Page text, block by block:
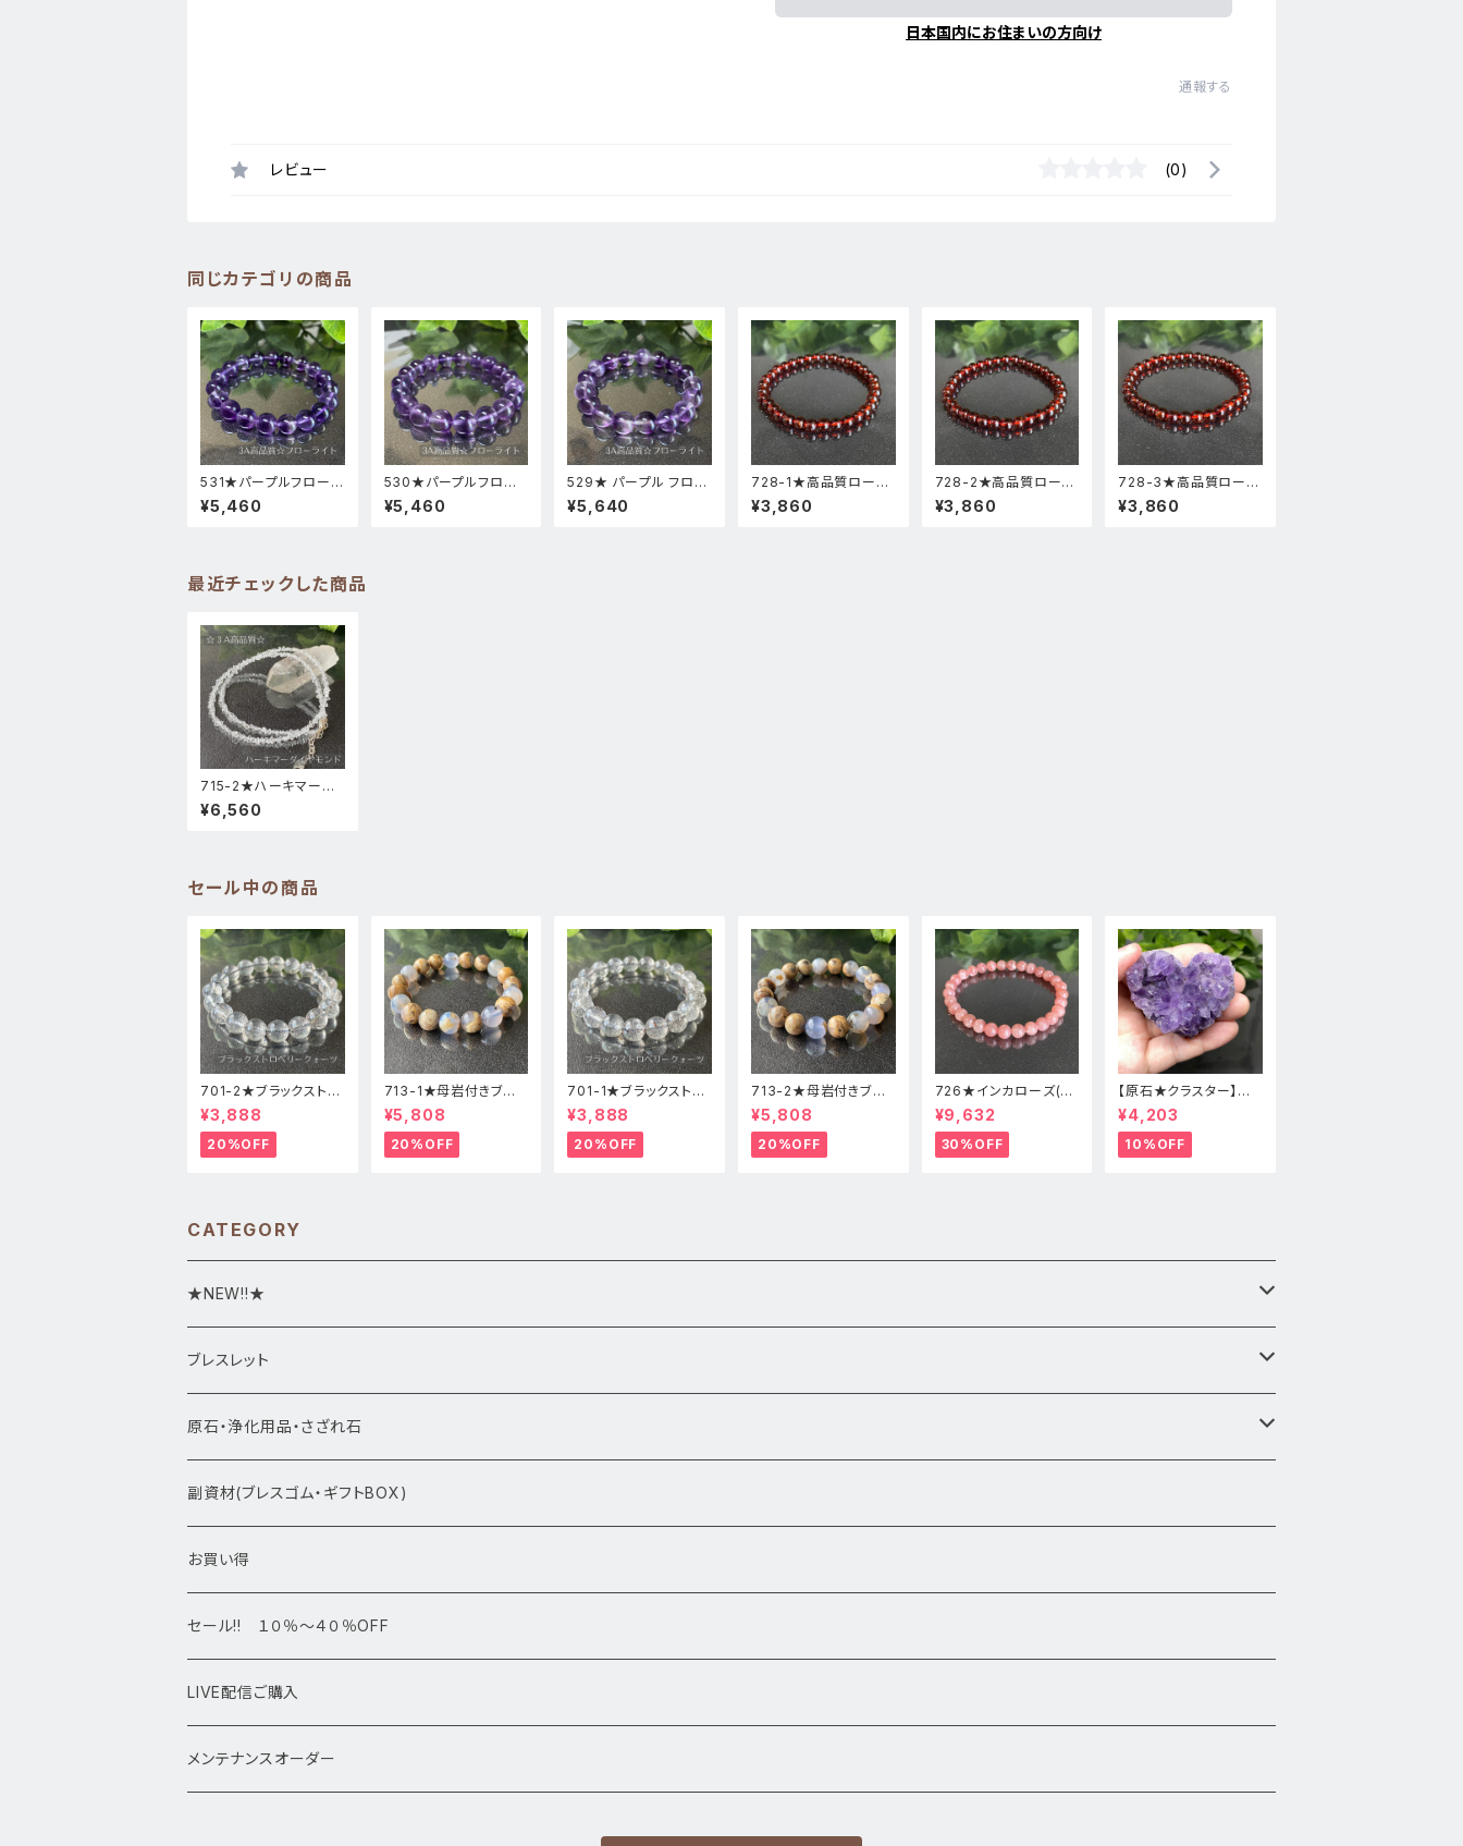
日本国内にお住まいの方向け
通報する
レビュー (0)
同じカテゴリの商品
531★パープルフローラ
イト【高品質・高透明度】
天然石パワーストーン
¥5,460
530★パープルフロー
ライト【高品質・高透明
度】天然石パワーストー
¥5,460
529★ パープル フロー
ライト【 高品質 ・ 高透
明度 】天然石 パワース
¥5,640
728-1★高品質ロード
ライトガーネット★天然
石ブレスレットパワース
¥3,860
728-2★高品質ロード
ライトガーネット★天然
石ブレスレットパワース
¥3,860
728-3★高品質ロード
ライトガーネット★天然
石ブレスレットパワース
¥3,860
最近チェックした商品
715-2★ハーキマーダ
イヤモンドsv925ネック
レス【3A高品質】天然石
¥6,560
セール中の商品
701-2★ブラックストロ
ベリークォーツ【高品
質】天然石ブレスレッパ
ワーストーン
¥3,888
20%OFF
713-1★母岩付きブル
ーカルセドニー【高品
質】天然石ブレスレット
パワーストーン
¥5,808
20%OFF
701-1★ブラックストロ
ベリークォーツ【高品
質】天然石ブレスレッパ
ワーストーン
¥3,888
20%OFF
713-2★母岩付きブル
ーカルセドニー【高品
質】天然石ブレスレット
パワーストーン
¥5,808
20%OFF
726★インカローズ(ロ
ードクロサイト)★天然
石ブレスレット新品
¥9,632
30%OFF
【原石★クラスター】アメ
ジスト★ハート形★cp-
071天然石パワーストー
ン★インテリア置物
¥4,203
10%OFF
CATEGORY
★NEW!!★
★新入荷1/28~
ブレスレット
ブレスレット1点物
アマビエシリーズ
デザインブレス
高級・高品質ブレスレット
サイズ
13㎜以上
原石・浄化用品・さざれ石
浄化さざれ石
ポイント・タワー・タンブル
スフィア 丸玉
置物
原石・クラスター
副資材(ブレスゴム・ギフトBOX)
お買い得
セール!! １０％～４０％OFF
LIVE配信ご購入
メンテナンスオーダー